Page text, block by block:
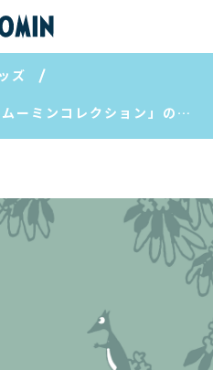
ズ
お部屋のインテリアに♪「ムーミンコレクション」のミラー